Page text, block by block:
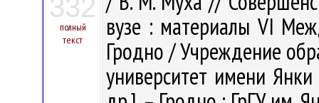
332
полный
текст
вузе : материалы VI
Гродно / Учреждение
университет имени